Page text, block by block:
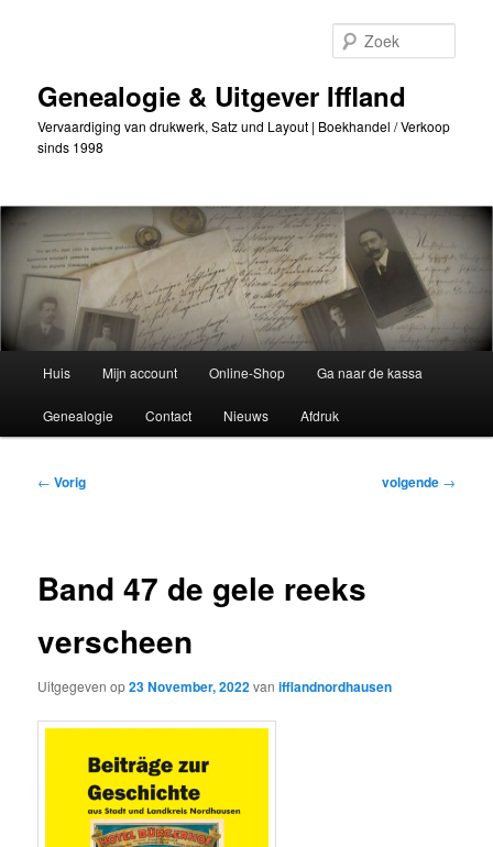
inhoudGenealogie & Uitgever Iffland
Vervaardiging van drukwerk, Satz und Layout | Boekhandel / Verkoop
sinds 1998
Huis Mijn account Online-Shop Ga naar de kassa
Genealogie Contact Nieuws Afdruk
Berichtnavigatie
← Vorig volgende →
Band 47 de gele reeks
verscheen
Uitgegeven op23 November, 2022vanifflandnordhausen